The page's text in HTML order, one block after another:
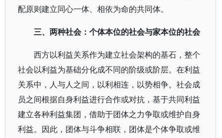
配原则建立同心一体、相依为命的共同体。
三、两种社会：个体本位的社会与家本位的社会
西方以利益关系作为建立社会架构的基石，整个
社会以利益为基础分化成不同的阶级或阶层。在利益
关系中，人与人之间，以利相连，以势相争。社会成
员之间根据自身利益进行合作或对抗，基于共同利益
建立各种利益集团，借助于团体之力争取或维护自身
利益。因此，团体与斗争相联，团体是个体争取或维